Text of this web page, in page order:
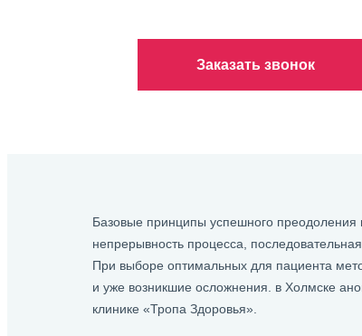
Заказать звонок
Базовые принципы успешного преодоления
непрерывность процесса,
При выборе оптимальных для пациента
и уже возникшие осложнения. в Холмске
клинике «Тропа Здоровья».